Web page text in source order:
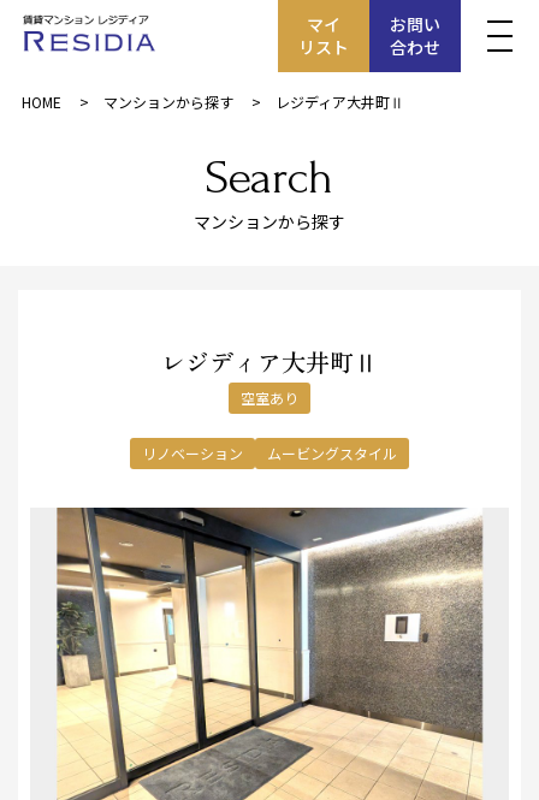
マイ
リスト
お問い
合わせ
HOME マンションから探す レジディア大井町Ⅱ
Search
マンションから探す
レジディア大井町Ⅱ
空室あり
リノベーション ムービングスタイル